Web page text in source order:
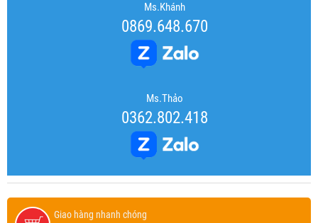
Ms.Khánh
0869.648.670
Ms.Thảo
0362.802.418
Giao hàng nhanh chóng